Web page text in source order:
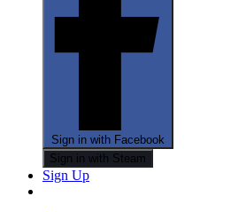
Sign in with Facebook
Sign in with Steam
Sign Up